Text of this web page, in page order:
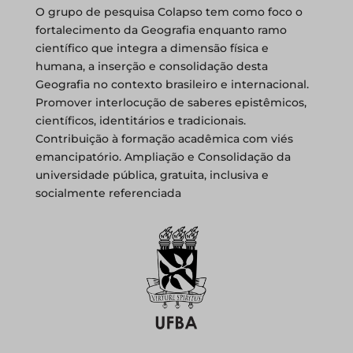
O grupo de pesquisa Colapso tem como foco o
fortalecimento da Geografia enquanto ramo
científico que integra a dimensão física e
humana, a inserção e consolidação desta
Geografia no contexto brasileiro e internacional.
Promover interlocução de saberes epistêmicos,
científicos, identitários e tradicionais.
Contribuição à formação acadêmica com viés
emancipatório. Ampliação e Consolidação da
universidade pública, gratuita, inclusiva e
socialmente referenciada